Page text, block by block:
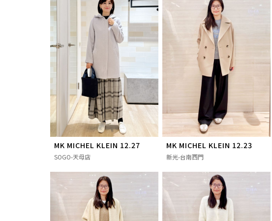
MK MICHEL KLEIN 12.27
SOGO-天母店
MK MICHEL KLEIN 12.23
新光-台南西門